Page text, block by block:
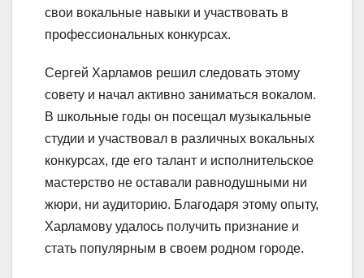
свои вокальные навыки и участвовать в
профессиональных конкурсах.
Сергей Харламов решил следовать этому
совету и начал активно заниматься вокалом.
В школьные годы он посещал музыкальные
студии и участвовал в различных вокальных
конкурсах, где его талант и исполнительское
мастерство не оставали равнодушными ни
жюри, ни аудиторию. Благодаря этому опыту,
Харламову удалось получить признание и
стать популярным в своем родном городе.